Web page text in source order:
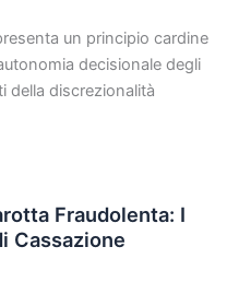
un principio cardine
decisionale degli
della discrezionalità
Fraudolenta: I
Cassazione